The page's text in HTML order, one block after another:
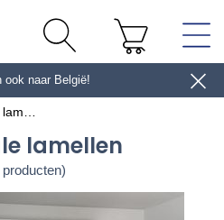
en ontvang 10 € *
ook naar België!
lamellen
producten)